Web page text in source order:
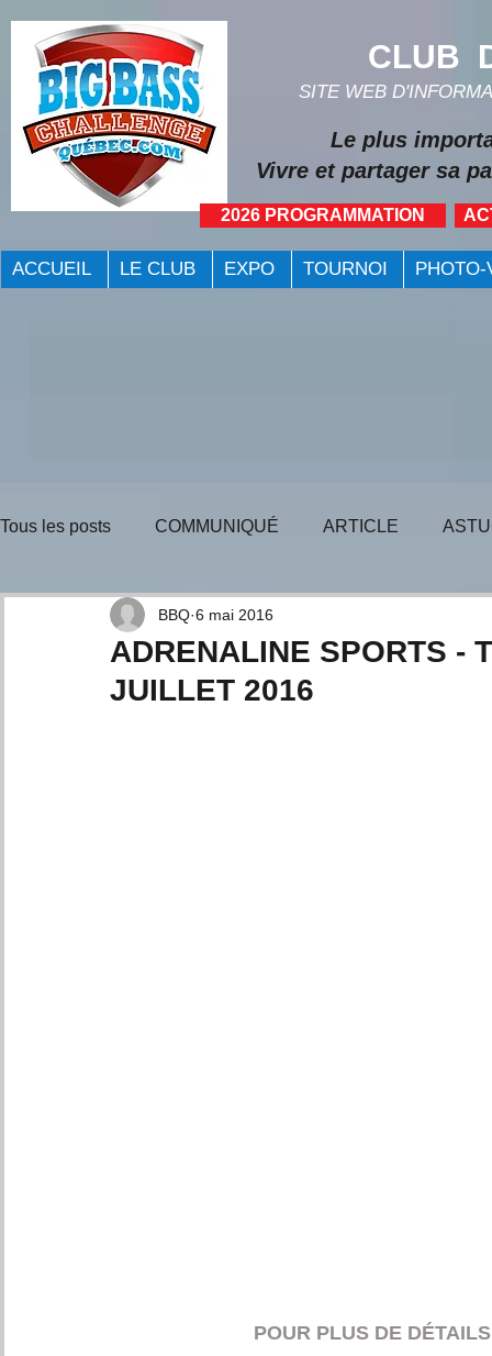
CLUB
SITE WEB
Vivre et partager sa
2026 PROGRAMMATION
Le plus
ACCUEIL LE CLUB EXPO TOURNOI PHOTO-
Tous les posts COMMUNIQUÉ ARTICLE
BULLETIN-INFO TIRAGE-GAGNANT
CONSEILS D'EXPERTS
ADRENALINE SPORTS -
JUILLET 2016
BBQ 6 mai 2016
POUR PLUS DE